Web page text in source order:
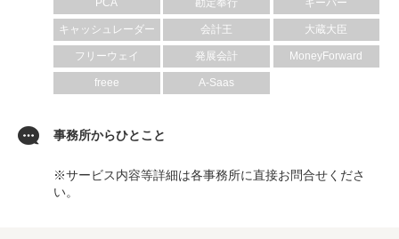
PCA 勘定奉行 キーパー
キャッシュレーダー 会計王 大蔵大臣
フリーウェイ 発展会計 MoneyForward
freee A-Saas
事務所からひとこと
※サービス内容等詳細は各事務所に直接お問合せくださ
い。